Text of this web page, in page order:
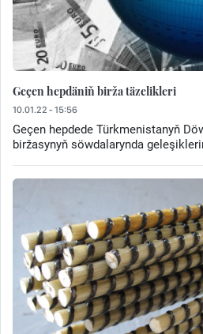
Geçen hepdäniň birža täzelikleri
10.01.22 - 15:56
Geçen hepdede Türkmenistanyň
biržasynyň söwdalarynda